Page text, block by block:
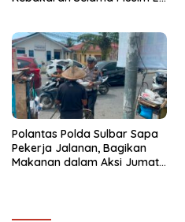
Polantas Polda Sulbar Sapa
Pekerja Jalanan, Bagikan
Makanan dalam Aksi Jumat